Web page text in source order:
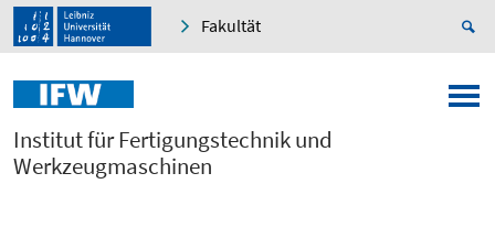
Fakultät
Institut für Fertigungstechnik und
Werkzeugmaschinen